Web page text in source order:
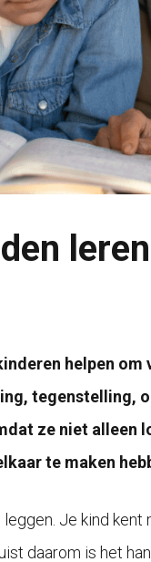
helpen
tegenstelling,
ze niet alleen
te maken
Je kind kent
daarom is het